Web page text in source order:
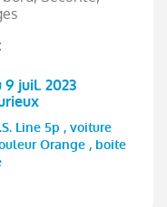
9 juil. 2023
Line 5p , voiture
Orange , boite